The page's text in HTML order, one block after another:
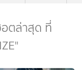
อตล่าสุด ที่